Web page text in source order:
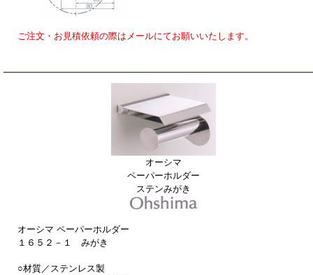
ご注文・お見積依頼の際はメールにてお願いいたします。
オーシマ
ペーパーホルダー
ステンみがき
オーシマ ペーパーホルダー
１６５２－１ みがき
○材質／ステンレス製